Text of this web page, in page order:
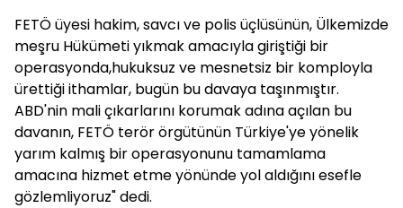
FETÖ üyesi hakim, savcı ve polis üçlüsünün, Ülkemizde
meşru Hükümeti yıkmak amacıyla giriştiği bir
operasyonda,hukuksuz ve mesnetsiz bir komployla
ürettiği ithamlar, bugün bu davaya taşınmıştır.
ABD'nin mali çıkarlarını korumak adına açılan bu
davanın, FETÖ terör örgütünün Türkiye'ye yönelik
yarım kalmış bir operasyonunu tamamlama
amacına hizmet etme yönünde yol aldığını esefle
gözlemliyoruz" dedi.